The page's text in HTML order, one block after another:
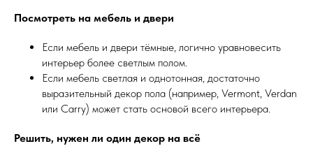
Посмотреть на мебель и двери
Если мебель и двери тёмные, логично уравновесить
интерьер более светлым полом.
Если мебель светлая и однотонная, достаточно
выразительный декор пола (например, Vermont, Verdan
или Carry) может стать основой всего интерьера.
Решить, нужен ли один декор на всё